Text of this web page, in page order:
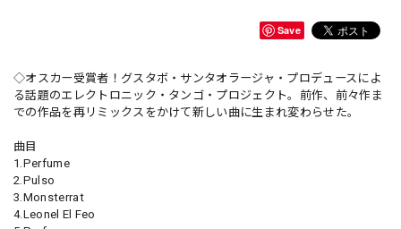
Save
◇オスカー受賞者！グスタボ・サンタオラージャ・プロデュースによ
る話題のエレクトロニック・タンゴ・プロジェクト。前作、前々作ま
での作品を再リミックスをかけて新しい曲に生まれ変わらせた。
曲目
1.Perfume
2.Pulso
3.Monsterrat
4.Leonel El Feo